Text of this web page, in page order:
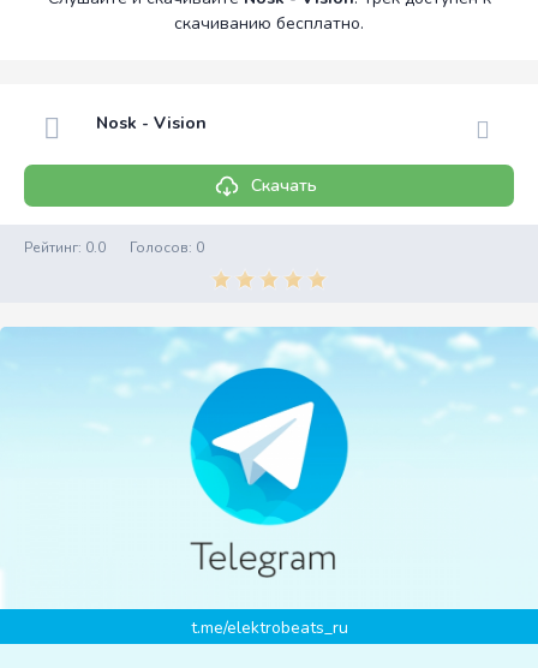
скачиванию бесплатно.
Nosk - Vision
Скачать
Рейтинг: 0.0 Голосов: 0
t.me/elektrobeats_ru